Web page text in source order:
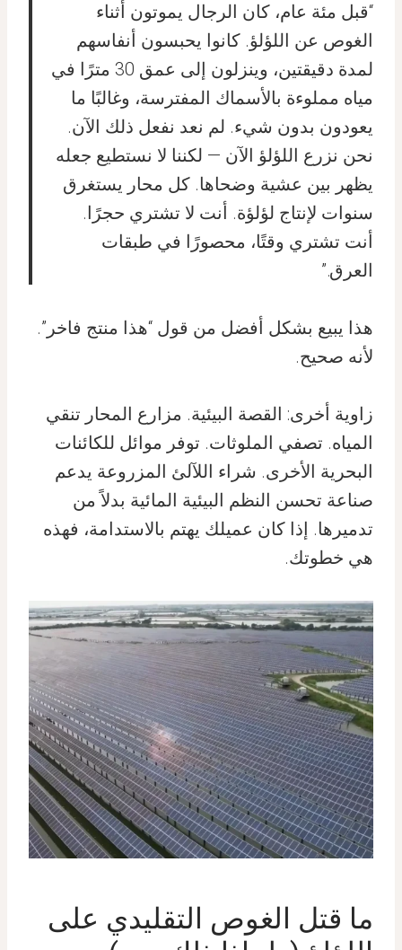
“قبل مئة عام، كان الرجال يموتون أثناء
الغوص عن اللؤلؤ. كانوا يحبسون أنفاسهم
لمدة دقيقتين، وينزلون إلى عمق 30 مترًا في
مياه مملوءة بالأسماك المفترسة، وغالبًا ما
يعودون بدون شيء. لم نعد نفعل ذلك الآن.
نحن نزرع اللؤلؤ الآن — لكننا لا نستطيع جعله
يظهر بين عشية وضحاها. كل محار يستغرق
سنوات لإنتاج لؤلؤة. أنت لا تشتري حجرًا.
أنت تشتري وقتًا، محصورًا في طبقات
العرق.”
هذا يبيع بشكل أفضل من قول “هذا منتج فاخر”.
لأنه صحيح.
زاوية أخرى: القصة البيئية. مزارع المحار تنقي
المياه. تصفي الملوثات. توفر موائل للكائنات
البحرية الأخرى. شراء اللآلئ المزروعة يدعم
صناعة تحسن النظم البيئية المائية بدلاً من
تدميرها. إذا كان عميلك يهتم بالاستدامة، فهذه
هي خطوتك.
ما قتل الغوص التقليدي على